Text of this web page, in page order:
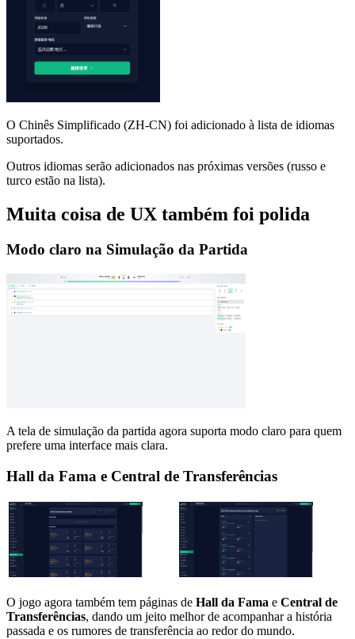
O Chinês Simplificado (ZH-CN) foi adicionado à lista de idiomas
suportados.
Outros idiomas serão adicionados nas próximas versões (russo e
turco estão na lista).
Muita coisa de UX também foi polida
Modo claro na Simulação da Partida
A tela de simulação da partida agora suporta modo claro para quem
prefere uma interface mais clara.
Hall da Fama e Central de Transferências
O jogo agora também tem páginas de Hall da Fama e Central de
Transferências, dando um jeito melhor de acompanhar a história
passada e os rumores de transferência ao redor do mundo.